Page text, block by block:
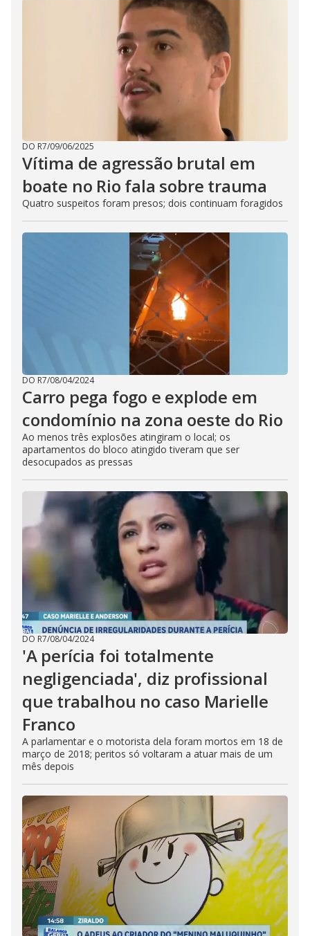
DO R7/09/06/2025
Vítima de agressão brutal em
boate no Rio fala sobre trauma
Quatro suspeitos foram presos; dois continuam foragidos
DO R7/08/04/2024
Carro pega fogo e explode em
condomínio na zona oeste do Rio
Ao menos três explosões atingiram o local; os
apartamentos do bloco atingido tiveram que ser
desocupados as pressas
DO R7/08/04/2024
'A perícia foi totalmente
negligenciada', diz profissional
que trabalhou no caso Marielle
Franco
A parlamentar e o motorista dela foram mortos em 18 de
março de 2018; peritos só voltaram a atuar mais de um
mês depois